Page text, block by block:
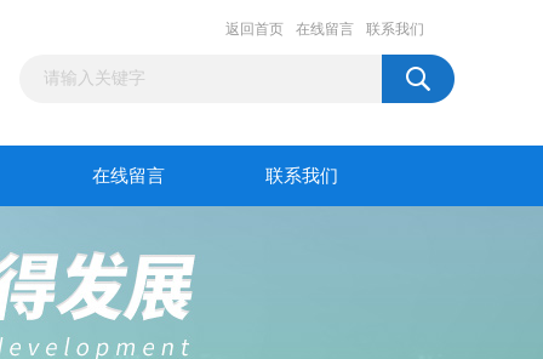
返回首页 在线留言 联系我们
在线留言 联系我们